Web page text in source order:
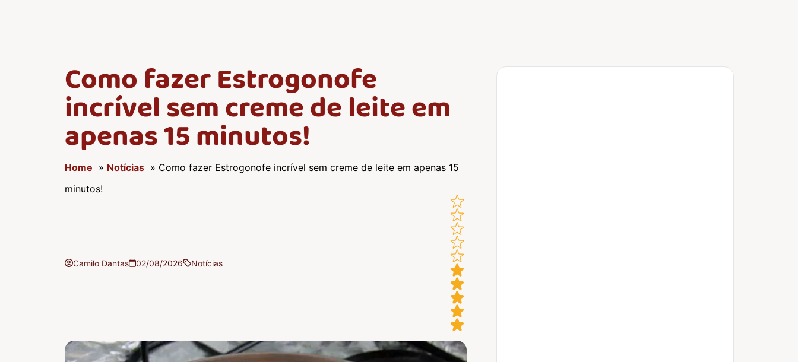
Como fazer Estrogonofe
incrível sem creme de leite em
apenas 15 minutos!
Home » Notícias » Como fazer Estrogonofe incrível sem creme de leite em apenas 15
minutos!
Camilo Dantas 02/08/2026 Notícias